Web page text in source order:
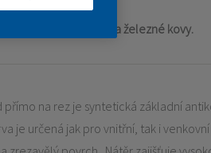
antikorozní barva na železné kovy.
na rez je syntetická základní
je určená jak pro vnitřní, tak i